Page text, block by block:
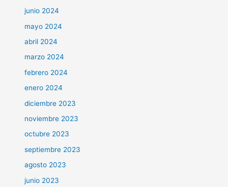
junio 2024
mayo 2024
abril 2024
marzo 2024
febrero 2024
enero 2024
diciembre 2023
noviembre 2023
octubre 2023
septiembre 2023
agosto 2023
junio 2023